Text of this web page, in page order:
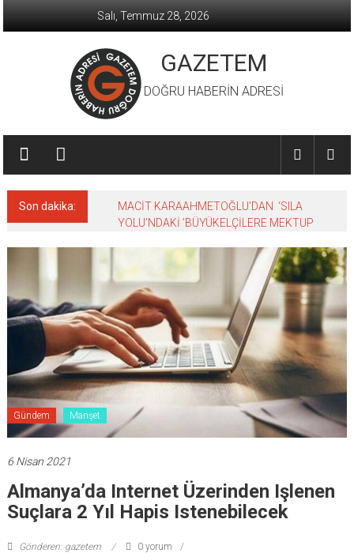
Salı, Temmuz 28, 2026
GAZETEM
DOĞRU HABERİN ADRESİ
Son dakika:
MACİT KARAAHMETOĞLU’DAN ‘SILA
YOLU’NDAKİ ’BÜYÜKELÇİLERE MEKTUP
Gündem Manşet
6 Nisan 2021
Almanya’da Internet Üzerinden Işlenen
Suçlara 2 Yıl Hapis Istenebilecek
Gönderen: gazetem
0 yorum